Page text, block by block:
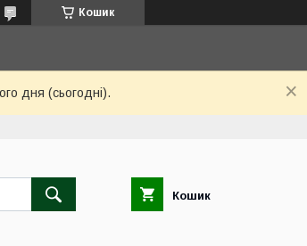
Кошик
дня (сьогодні).
Кошик